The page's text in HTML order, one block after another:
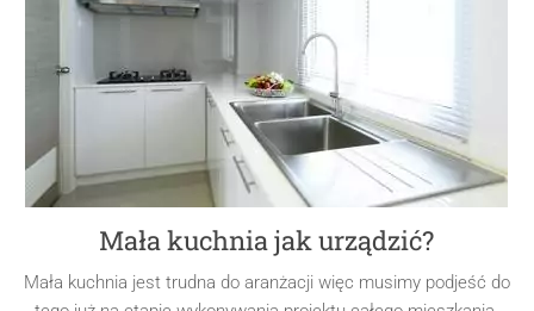
Mała kuchnia jak urządzić?
Mała kuchnia jest trudna do aranżacji więc musimy podjeść do